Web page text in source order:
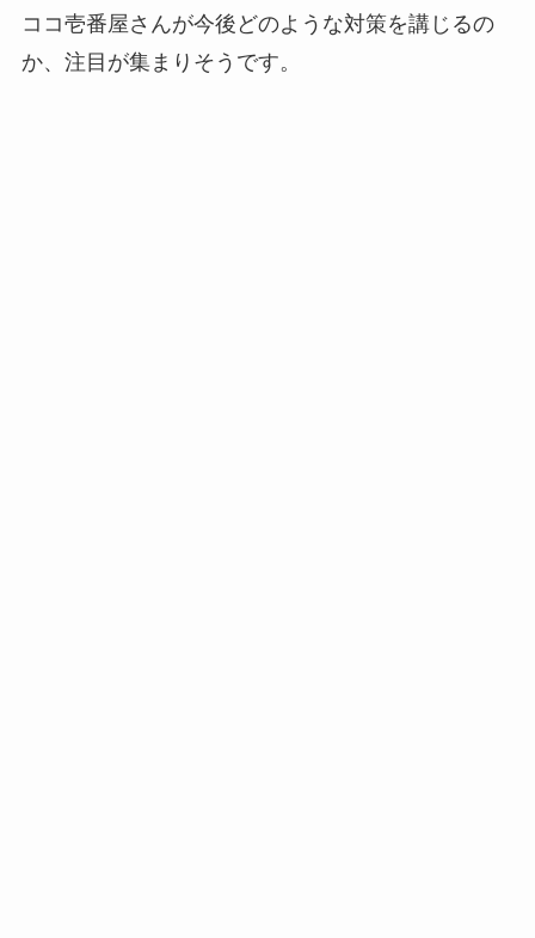
ココ壱番屋さんが今後どのような対策を講じるの
か、注目が集まりそうです。